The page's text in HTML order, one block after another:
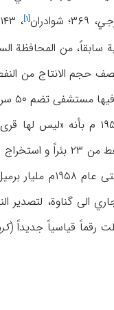
، ۳۶۹؛ شوادران[۱] ، ۱۴۳،
شادگان (فلاحیة سابقاً، من